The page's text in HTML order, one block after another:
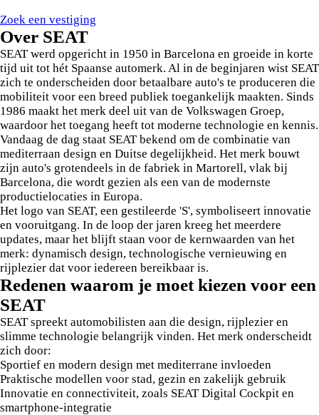
Zoek een vestiging
Over SEAT
SEAT werd opgericht in 1950 in Barcelona en groeide in korte
tijd uit tot hét Spaanse automerk. Al in de beginjaren wist SEAT
zich te onderscheiden door betaalbare auto's te produceren die
mobiliteit voor een breed publiek toegankelijk maakten. Sinds
1986 maakt het merk deel uit van de Volkswagen Groep,
waardoor het toegang heeft tot moderne technologie en kennis.
Vandaag de dag staat SEAT bekend om de combinatie van
mediterraan design en Duitse degelijkheid. Het merk bouwt
zijn auto's grotendeels in de fabriek in Martorell, vlak bij
Barcelona, die wordt gezien als een van de modernste
productielocaties in Europa.
Het logo van SEAT, een gestileerde 'S', symboliseert innovatie
en vooruitgang. In de loop der jaren kreeg het meerdere
updates, maar het blijft staan voor de kernwaarden van het
merk: dynamisch design, technologische vernieuwing en
rijplezier dat voor iedereen bereikbaar is.
Redenen waarom je moet kiezen voor een
SEAT
SEAT spreekt automobilisten aan die design, rijplezier en
slimme technologie belangrijk vinden. Het merk onderscheidt
zich door:
Sportief en modern design met mediterrane invloeden
Praktische modellen voor stad, gezin en zakelijk gebruik
Innovatie en connectiviteit, zoals SEAT Digital Cockpit en
smartphone-integratie